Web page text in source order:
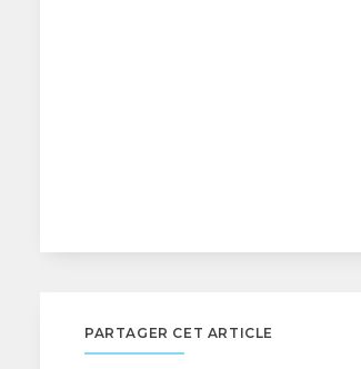
PARTAGER CET ARTICLE